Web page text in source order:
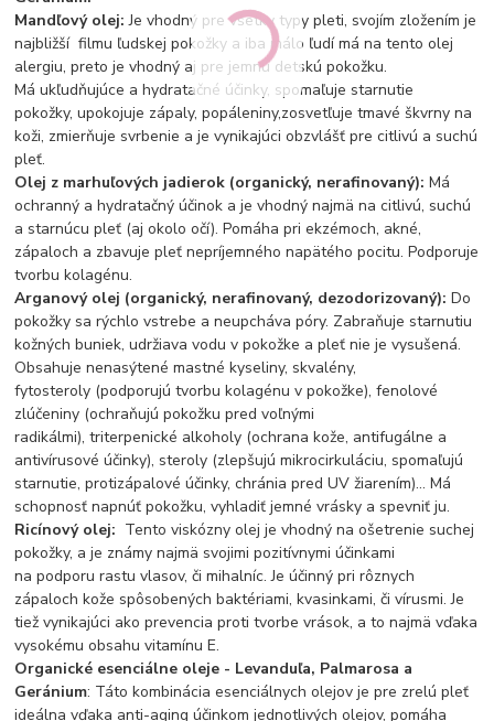
Mandľový olej: Je vhodný pre všetky typy pleti, svojím zložením je
najbližší filmu ľudskej pokožky a iba málo ľudí má na tento olej
alergiu, preto je vhodný aj pre jemnú detskú pokožku.
Má ukľudňujúce a hydratačné účinky, spomaľuje starnutie
pokožky, upokojuje zápaly, popáleniny,zosvetľuje tmavé škvrny na
koži, zmierňuje svrbenie a je vynikajúci obzvlášť pre citlivú a suchú
pleť.
Olej z marhuľových jadierok (organický, nerafinovaný):Má
ochranný a hydratačný účinok a je vhodný najmä na citlivú, suchú
a starnúcu pleť (aj okolo očí). Pomáha pri ekzémoch, akné,
zápaloch a zbavuje pleť nepríjemného napätého pocitu. Podporuje
tvorbu kolagénu.
Arganový olej (organický, nerafinovaný, dezodorizovaný): Do
pokožky sa rýchlo vstrebe a neupcháva póry. Zabraňuje starnutiu
kožných buniek, udržiava vodu v pokožke a pleť nie je vysušená.
Obsahuje nenasýtené mastné kyseliny, skvalény,
fytosteroly (podporujú tvorbu kolagénu v pokožke), fenolové
zlúčeniny (ochraňujú pokožku pred voľnými
radikálmi), triterpenické alkoholy (ochrana kože, antifugálne a
antivírusové účinky), steroly (zlepšujú mikrocirkuláciu, spomaľujú
starnutie, protizápalové účinky, chránia pred UV žiarením)... Má
schopnosť napnúť pokožku, vyhladiť jemné vrásky a spevniť ju.
Ricínový olej: Tento viskózny olej je vhodný na ošetrenie suchej
pokožky, a je známy najmä svojimi pozitívnymi účinkami
na podporu rastu vlasov, či mihalníc. Je účinný pri rôznych
zápaloch kože spôsobených baktériami, kvasinkami, či vírusmi. Je
tiež vynikajúci ako prevencia proti tvorbe vrások, a to najmä vďaka
vysokému obsahu vitamínu E.
Organické esenciálne oleje - Levanduľa, Palmarosa a
Geránium: Táto kombinácia esenciálnych olejov je pre zrelú pleť
ideálna vďaka anti-aging účinkom jednotlivých olejov, pomáha